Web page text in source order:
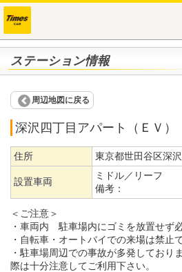
ステーション情報
周辺地図に戻る
深沢四丁目アパート（ＥＶ）
住所 東京都世田谷区深
設置車両
ミドル／リーフ
備考：
＜ご注意＞
・車両内 駐車場内にゴミを放置せず
・自転車・オートバイでの来場は禁止で
・駐車場周辺での事故が多発しており
際は十分注意してご利用下さい。